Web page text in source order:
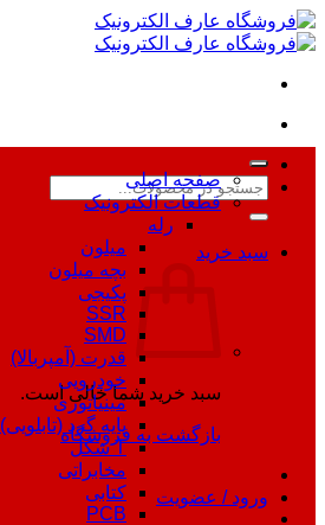
Skip
to
content
جستجو
برای:
سبد خرید
سبد خرید شما خالی است.
بازگشت به فروشگاه
ورود / عضویت
صفحه اصلی
قطعات الکترونیک
رله
میلون
بچه میلون
پکیجی
SSR
SMD
قدرت (آمپربالا)
خودرویی
مینیاتوری
پایه گرد (تابلویی)
T شکل
مخابراتی
کتابی
PCB